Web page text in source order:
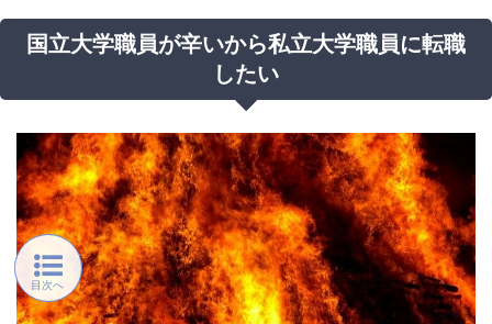
国立大学職員が辛いから私立大学職員に転職
したい